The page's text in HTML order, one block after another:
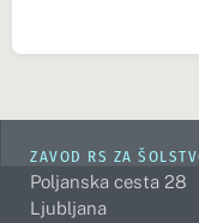
ZAVOD RS ZA
Poljanska cesta 28
Ljubljana